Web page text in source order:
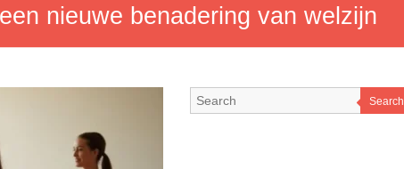
nieuwe benadering van welzijn
Search